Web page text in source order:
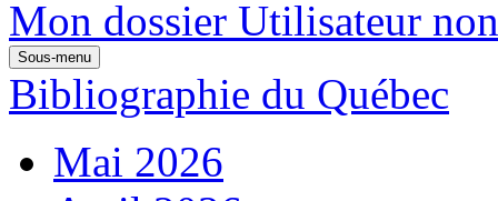
Mon dossier Utilisateur
Sous-menu
Bibliographie du Québec
Mai 2026